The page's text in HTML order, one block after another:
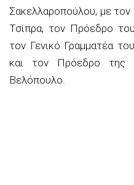
Σακελλαροπούλου, με
Τσίπρα, τον Πρόεδρο
τον Γενικό Γραμματέα
και τον Πρόεδρο της
Βελόπουλο.